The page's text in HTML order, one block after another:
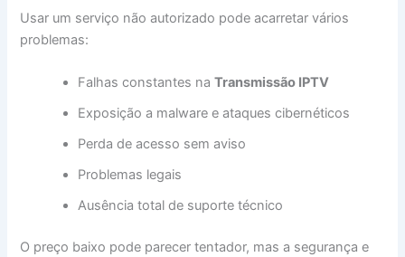
Usar um serviço não autorizado pode acarretar vários
problemas:
Falhas constantes naTransmissão IPTV
Exposição a malware e ataques cibernéticos
Perda de acesso sem aviso
Problemas legais
Ausência total de suporte técnico
O preço baixo pode parecer tentador, mas a segurança e